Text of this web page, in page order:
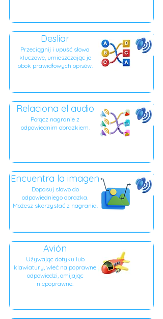
Desliar
Przeciągnij i upuść słowa
kluczowe, umieszczając je
obok prawidłowych opisów.
Relaciona el audio
Połącz nagranie z
odpowiednim obrazkiem.
Encuentra la imagen
Dopasuj słowo do
odpowiedniego obrazka.
Możesz skorzystać z nagrania.
Avión
Używając dotyku lub
klawiatury, wleć na poprawne
odpowiedzi, omijając
niepoprawne.